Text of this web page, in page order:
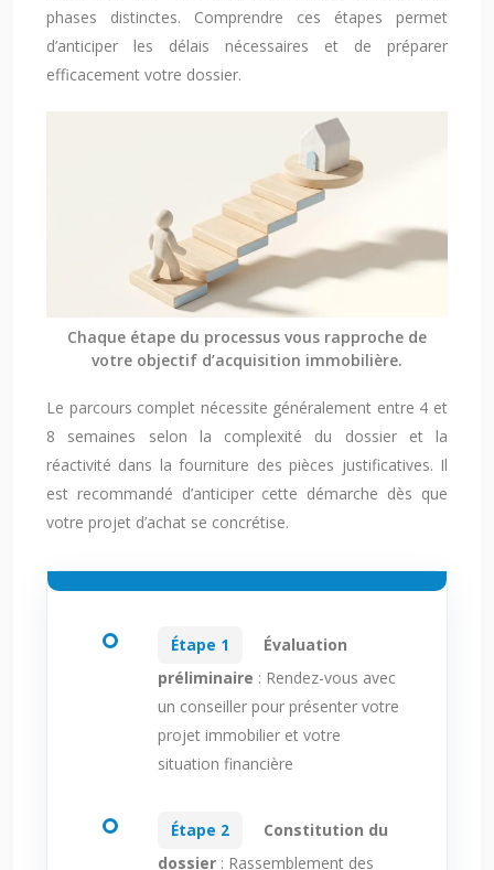
phases distinctes. Comprendre ces étapes permet
d’anticiper les délais nécessaires et de préparer
efficacement votre dossier.
Chaque étape du processus vous rapproche de
votre objectif d’acquisition immobilière.
Le parcours complet nécessite généralement entre 4 et
8 semaines selon la complexité du dossier et la
réactivité dans la fourniture des pièces justificatives. Il
est recommandé d’anticiper cette démarche dès que
votre projet d’achat se concrétise.
Étape 1
Évaluation
préliminaire : Rendez-vous avec
un conseiller pour présenter votre
projet immobilier et votre
situation financière
Étape 2
Constitution du
dossier : Rassemblement des